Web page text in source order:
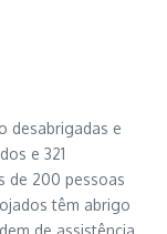
desabrigadas e
e 321
de 200 pessoas
têm abrigo